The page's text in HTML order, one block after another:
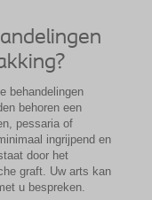
behandelingen
behoren een
pessaria of
ingrijpend en
door het
graft. Uw arts kan
u bespreken.